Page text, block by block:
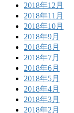
2018年12月
2018年11月
2018年10月
2018年9月
2018年8月
2018年7月
2018年6月
2018年5月
2018年4月
2018年3月
2018年2月